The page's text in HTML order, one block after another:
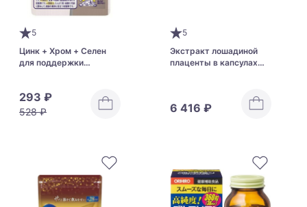
5
Цинк + Хром + Селен
для поддержки
293 ₽
528 ₽
5
Экстракт лошадиной
плаценты в капсулах
6 416 ₽